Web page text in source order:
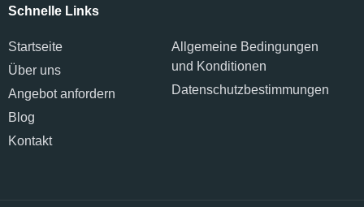
Schnelle Links
Startseite
Über uns
Angebot anfordern
Blog
Kontakt
Allgemeine Bedingungen
und Konditionen
Datenschutzbestimmungen